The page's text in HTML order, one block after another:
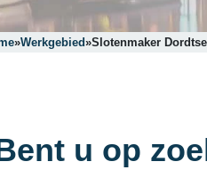
»Werkgebied»Slotenmaker Dordtse
u op